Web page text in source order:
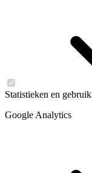
Statistieken en gebruik
Google Analytics